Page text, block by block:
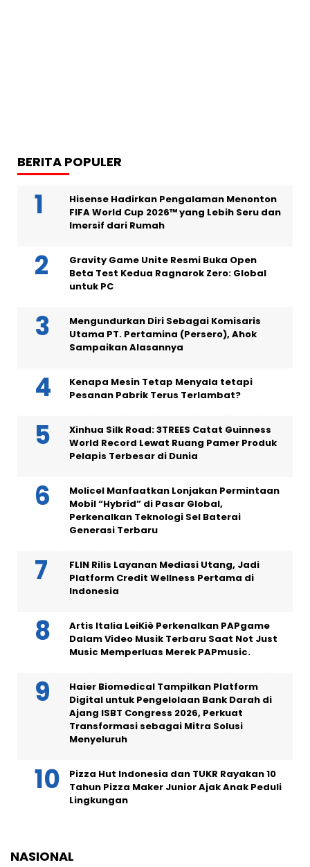
BERITA POPULER
Hisense Hadirkan Pengalaman Menonton
FIFA World Cup 2026™ yang Lebih Seru dan
Imersif dari Rumah
Gravity Game Unite Resmi Buka Open
Beta Test Kedua Ragnarok Zero: Global
untuk PC
Mengundurkan Diri Sebagai Komisaris
Utama PT. Pertamina (Persero), Ahok
Sampaikan Alasannya
Kenapa Mesin Tetap Menyala tetapi
Pesanan Pabrik Terus Terlambat?
Xinhua Silk Road: 3TREES Catat Guinness
World Record Lewat Ruang Pamer Produk
Pelapis Terbesar di Dunia
Molicel Manfaatkan Lonjakan Permintaan
Mobil “Hybrid” di Pasar Global,
Perkenalkan Teknologi Sel Baterai
Generasi Terbaru
FLIN Rilis Layanan Mediasi Utang, Jadi
Platform Credit Wellness Pertama di
Indonesia
Artis Italia LeiKiè Perkenalkan PAPgame
Dalam Video Musik Terbaru Saat Not Just
Music Memperluas Merek PAPmusic.
Haier Biomedical Tampilkan Platform
Digital untuk Pengelolaan Bank Darah di
Ajang ISBT Congress 2026, Perkuat
Transformasi sebagai Mitra Solusi
Menyeluruh
Pizza Hut Indonesia dan TUKR Rayakan 10
Tahun Pizza Maker Junior Ajak Anak Peduli
Lingkungan
NASIONAL